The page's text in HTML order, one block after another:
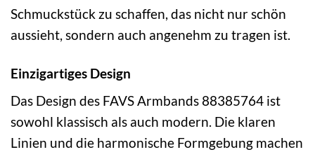
Schmuckstück zu schaffen, das nicht nur schön
aussieht, sondern auch angenehm zu tragen ist.
Einzigartiges Design
Das Design des FAVS Armbands 88385764 ist
sowohl klassisch als auch modern. Die klaren
Linien und die harmonische Formgebung machen